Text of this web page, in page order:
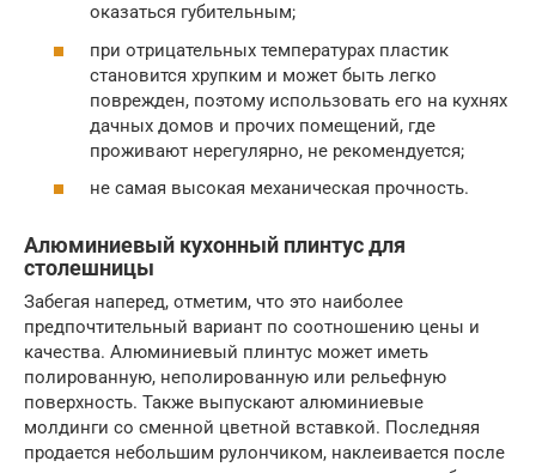
оказаться губительным;
при отрицательных температурах пластик
становится хрупким и может быть легко
поврежден, поэтому использовать его на кухнях
дачных домов и прочих помещений, где
проживают нерегулярно, не рекомендуется;
не самая высокая механическая прочность.
Алюминиевый кухонный плинтус для
столешницы
Забегая наперед, отметим, что это наиболее
предпочтительный вариант по соотношению цены и
качества. Алюминиевый плинтус может иметь
полированную, неполированную или рельефную
поверхность. Также выпускают алюминиевые
молдинги со сменной цветной вставкой. Последняя
продается небольшим рулончиком, наклеивается после